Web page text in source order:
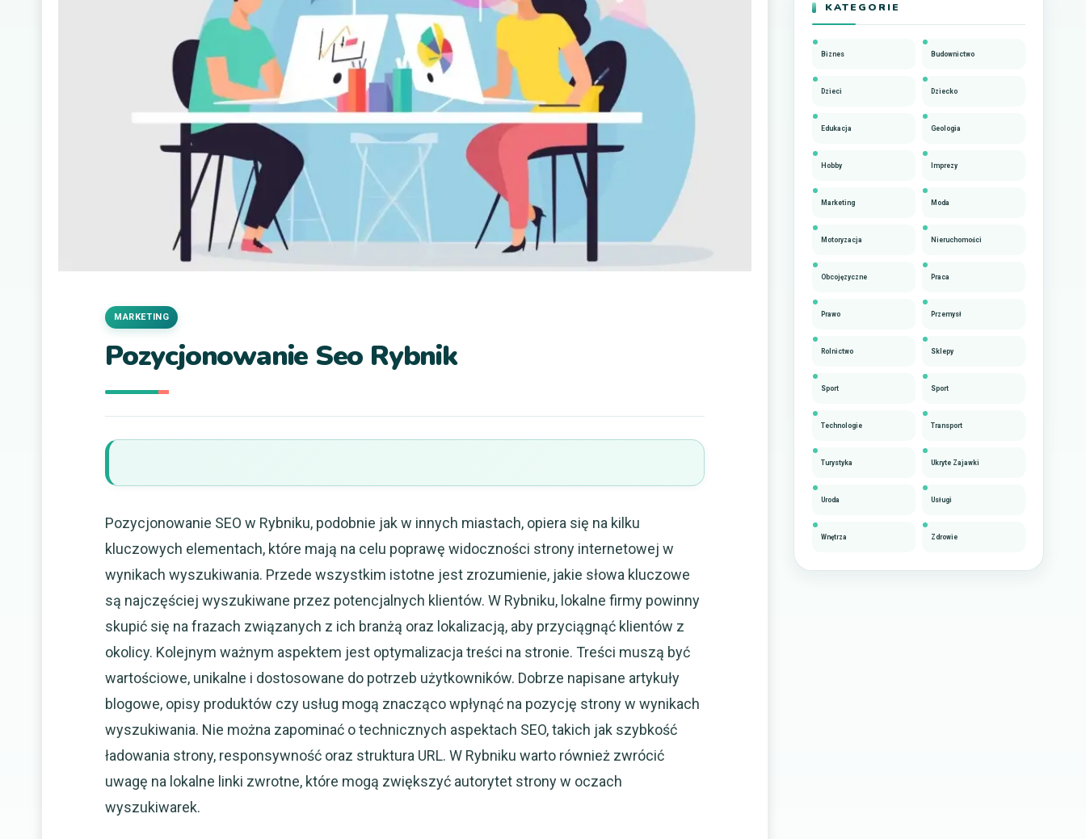
Pozycjonowanie Seo Rybnik
MARKETING
Pozycjonowanie SEO w Rybniku, podobnie jak w innych miastach, opiera się na kilku
kluczowych elementach, które mają na celu poprawę widoczności strony internetowej w
wynikach wyszukiwania. Przede wszystkim istotne jest zrozumienie, jakie słowa kluczowe
są najczęściej wyszukiwane przez potencjalnych klientów. W Rybniku, lokalne firmy powinny
skupić się na frazach związanych z ich branżą oraz lokalizacją, aby przyciągnąć klientów z
okolicy. Kolejnym ważnym aspektem jest optymalizacja treści na stronie. Treści muszą być
wartościowe, unikalne i dostosowane do potrzeb użytkowników. Dobrze napisane artykuły
blogowe, opisy produktów czy usług mogą znacząco wpłynąć na pozycję strony w wynikach
wyszukiwania. Nie można zapominać o technicznych aspektach SEO, takich jak szybkość
ładowania strony, responsywność oraz struktura URL. W Rybniku warto również zwrócić
uwagę na lokalne linki zwrotne, które mogą zwiększyć autorytet strony w oczach
wyszukiwarek.
KATEGORIE
Biznes Budownictwo
Dzieci Dziecko
Edukacja Geologia
Hobby Imprezy
Marketing Moda
Motoryzacja Nieruchomości
Obcojęzyczne Praca
Prawo Przemysł
Rolnictwo Sklepy
Sport Sport
Technologie Transport
Turystyka Ukryte Zajawki
Uroda Usługi
Wnętrza Zdrowie